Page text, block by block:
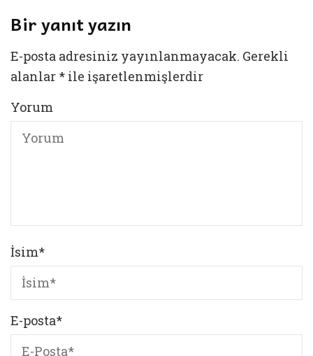
Bir yanıt yazın
E-posta adresiniz yayınlanmayacak. Gerekli
alanlar * ile işaretlenmişlerdir
Yorum
İsim*
E-posta*